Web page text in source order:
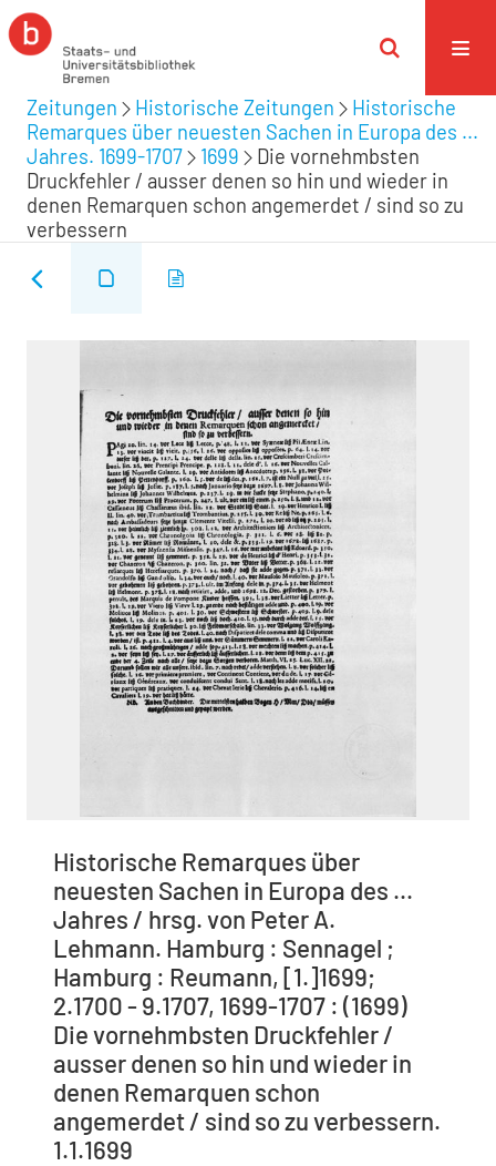
Zeitungen Historische Zeitungen
Historische
Remarques über neuesten Sachen in Europa des ...
Jahres. 1699-1707
1699
Die vornehmbsten
Druckfehler / ausser denen so hin und wieder in
denen Remarquen schon angemerdet / sind so zu
verbessern
Historische Remarques über
neuesten Sachen in Europa des ...
Jahres / hrsg. von Peter A.
Lehmann. Hamburg : Sennagel ;
Hamburg : Reumann, [1.]1699;
2.1700 - 9.1707, 1699-1707 : (1699)
Die vornehmbsten Druckfehler /
ausser denen so hin und wieder in
denen Remarquen schon
angemerdet / sind so zu verbessern.
1.1.1699